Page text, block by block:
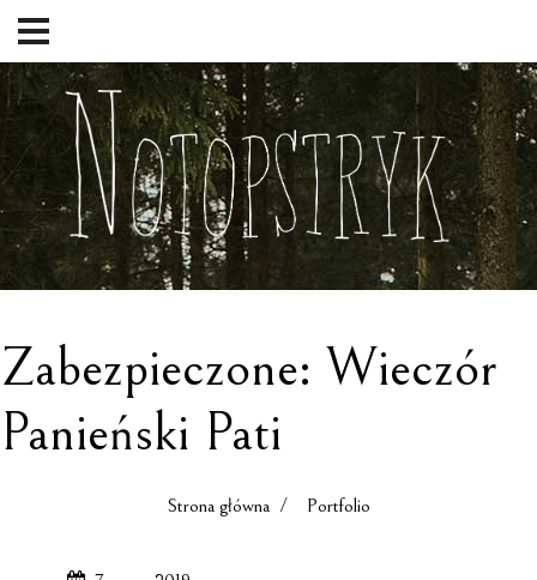
Zabezpieczone: Wieczór
Panieński Pati
Strona główna/ Portfolio